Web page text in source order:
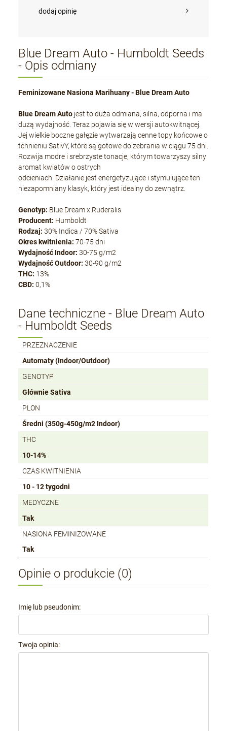
dodaj opinię
Blue Dream Auto - Humboldt Seeds
- Opis odmiany
Feminizowane Nasiona Marihuany - Blue Dream Auto
Blue Dream Auto jest to duża odmiana, silna, odporna i ma
dużą wydajność. Teraz pojawia się w wersji autokwitnącej.
Jej wielkie boczne gałęzie wytwarzają cenne topy końcowe o
tchnieniu SativY, które są gotowe do zebrania w ciągu 75 dni.
Rozwija modre i srebrzyste tonacje, którym towarzyszy silny
aromat kwiatów o ostrych
odcieniach. Działanie jest energetyzujące i stymulujące ten
niezapomniany klasyk, który jest idealny do zewnątrz.
Genotyp: Blue Dream x Ruderalis
Producent: Humboldt
Rodzaj:30% Indica / 70% Sativa
Okres kwitnienia:70-75 dni
Wydajność Indoor:30-75 g/m2
Wydajność Outdoor:30-90 g/m2
THC: 13%
CBD: 0,1%
Dane techniczne - Blue Dream Auto
- Humboldt Seeds
PRZEZNACZENIE
Automaty (Indoor/Outdoor)
GENOTYP
Głównie Sativa
PLON
Średni (350g-450g/m2 Indoor)
THC
10-14%
CZAS KWITNIENIA
10 - 12 tygodni
MEDYCZNE
Tak
NASIONA FEMINIZOWANE
Tak
Opinie o produkcie (0)
Imię lub pseudonim:
Twoja opinia: